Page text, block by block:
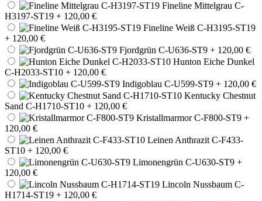
Fineline Mittelgrau C-
H3197-ST19 + 120,00 €
Fineline Weiß C-H3195-ST19
+ 120,00 €
Fjordgrün C-U636-ST9 + 120,00 €
Hunton Eiche Dunkel
C-H2033-ST10 + 120,00 €
Indigoblau C-U599-ST9 + 120,00 €
Kentucky Chestnut
Sand C-H1710-ST10 + 120,00 €
Kristallmarmor C-F800-ST9 +
120,00 €
Leinen Anthrazit C-F433-
ST10 + 120,00 €
Limonengrün C-U630-ST9 +
120,00 €
Lincoln Nussbaum C-
H1714-ST19 + 120,00 €